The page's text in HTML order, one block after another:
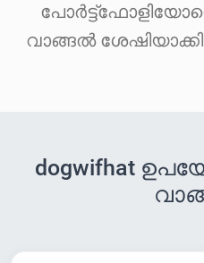
വാങ്ങൽ ശേഷിയാക്കി
dogwifhat